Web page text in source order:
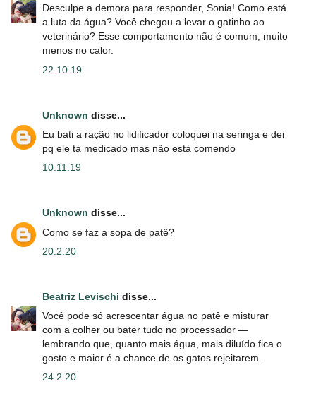
Desculpe a demora para responder, Sonia! Como está
a luta da água? Você chegou a levar o gatinho ao
veterinário? Esse comportamento não é comum, muito
menos no calor.
22.10.19
Unknown disse...
Eu bati a ração no lidificador coloquei na seringa e dei
pq ele tá medicado mas não está comendo
10.11.19
Unknown disse...
Como se faz a sopa de patê?
20.2.20
Beatriz Levischi disse...
Você pode só acrescentar água no patê e misturar
com a colher ou bater tudo no processador —
lembrando que, quanto mais água, mais diluído fica o
gosto e maior é a chance de os gatos rejeitarem.
24.2.20